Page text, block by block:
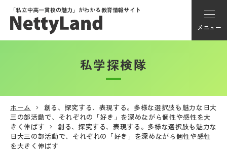
「私立中高一貫校の魅力」がわかる教育情報サイト
メニュー
アカウント登録
メニュー
学校選び
私学探検隊
ホーム
創る、探究する、表現する。多様な選択肢も魅力な日大
三の部活動で、それぞれの「好き」を深めながら個性や感性を大
きく伸ばす
創る、探究する、表現する。多様な選択肢も魅力な
日大三の部活動で、それぞれの「好き」を深めながら個性や感性
を大きく伸ばす